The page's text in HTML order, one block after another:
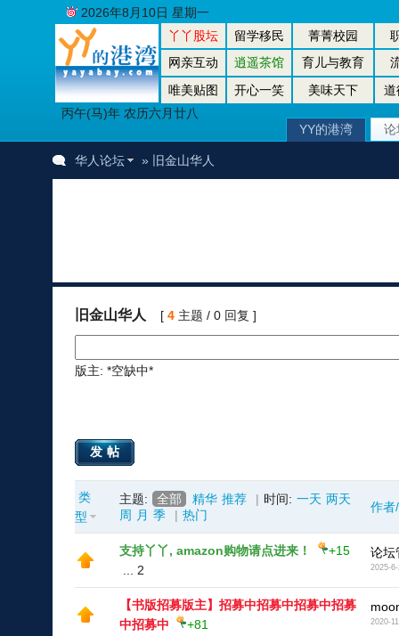
丫丫股坛 留学移民 菁菁校园
网亲互动
逍遥茶馆 育儿与教育
唯美贴图
开心一笑 美味天下
道
丙午(马)年 农历六月廿八
2026年8月10日 星期一
YY的港湾 论
华人论坛 » 旧金山华人
旧金山华人 [ 4主题 / 0 回复 ]
版主: *空缺中*
发帖
类
型
主题: 全部 精华 推荐 | 时间: 一天 两天
周
月 季 | 热门
作者
支持丫丫, amazon购物请点进来！
+15
2
论坛
2025-6-
【书版招募版主】招募中招募中招募中招募
中招募中
+81 2020-